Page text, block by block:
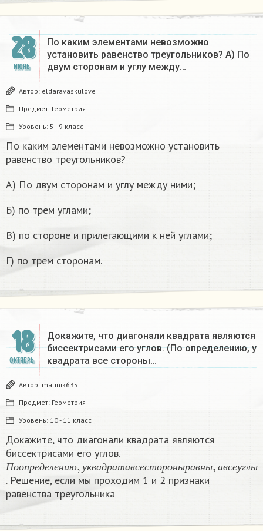
28
ИЮНЬ
По каким элементами невозможно
установить равенство треугольников? А) По
двум сторонам и углу между…
Автор: eldaravaskulove
Предмет: Геометрия
Уровень: 5 - 9 класс
По каким элементами невозможно установить
равенство треугольников?
А) По двум сторонам и углу между ними;
Б) по трем углами;
В) по стороне и прилегающими к ней углами;
Г) по трем сторонам.​
18
ОКТЯБРЬ
Докажите, что диагонали квадрата являются
биссектрисами его углов. (По определению, у
квадрата все стороны…
Автор: malinik635
Предмет: Геометрия
Уровень: 10 - 11 класс
Докажите, что диагонали квадрата являются
биссектрисами его углов.
П о о п р е д ел е н и ю уква дратавсест ор оныравны авсе углы
Поопределе нию,уква
прямые
. Решение, если мы проходим 1 и 2 признаки
равенства треугольника ​